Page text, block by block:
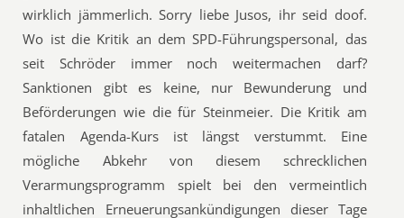
wirklich jämmerlich. Sorry liebe Jusos, ihr seid doof.
Wo ist die Kritik an dem SPD-Führungspersonal, das
seit Schröder immer noch weitermachen darf?
Sanktionen gibt es keine, nur Bewunderung und
Beförderungen wie die für Steinmeier. Die Kritik am
fatalen Agenda-Kurs ist längst verstummt. Eine
mögliche Abkehr von diesem schrecklichen
Verarmungsprogramm spielt bei den vermeintlich
inhaltlichen Erneuerungsankündigungen dieser Tage